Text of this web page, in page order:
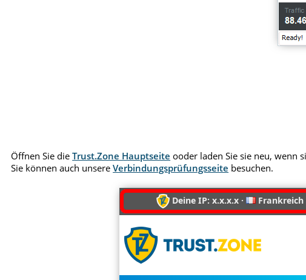
Öffnen Sie dieTrust.Zone Hauptseite ooder laden Sie sie neu, wenn
Sie können auch unsereVerbindungsprüfungsseite besuchen.
Deine IP: x.x.x.x · Frankreich